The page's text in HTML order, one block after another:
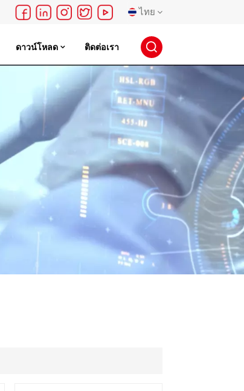
ไทย
English
français
русский
español
português
日本語
ดาวน์โหลด ติดต่อเรา